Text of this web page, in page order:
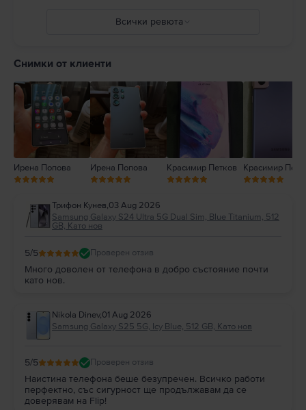
Всички ревюта
2
Снимки от клиенти
Ирена Попова Ирена Попова Красимир Петков Красимир
Трифон Кунев,03 Aug 2026
Samsung Galaxy S24 Ultra 5G Dual Sim, Blue Titanium, 512
GB, Като нов
5/5 Проверен отзив
Много доволен от телефона в добро състояние почти
като нов.
Nikola Dinev,01 Aug 2026
Samsung Galaxy S25 5G, Icy Blue, 512 GB, Като нов
5/5 Проверен отзив
Наистина телефона беше безупречен. Всичко работи
перфектно, със сигурност ще продължавам да се
доверявам на Flip!